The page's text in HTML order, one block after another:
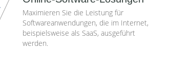
Maximieren Sie die Leistung für
Softwareanwendungen, die im Internet,
beispielsweise als SaaS, ausgeführt
werden.